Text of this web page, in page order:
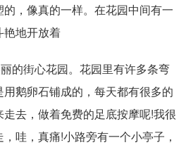
，像真的一样。在花园中间有一
艳地开放着
的街心花园。花园里有许多条弯
鹅卵石铺成的，每天都有很多的
去，做着免费的足底按摩呢!我很
哇，真痛!小路旁有一个小亭子，